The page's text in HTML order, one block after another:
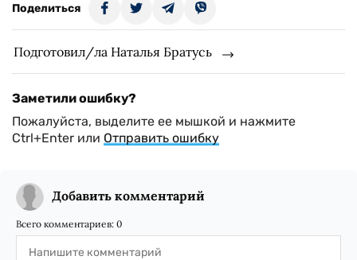
Поделиться
Подготовил/ла Наталья Братусь
Заметили ошибку?
Пожалуйста, выделите ее мышкой и нажмите
Ctrl+Enter или Отправить ошибку
Добавить комментарий
Всего комментариев: 0